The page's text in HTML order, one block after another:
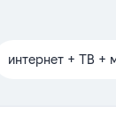
интернет + ТВ +